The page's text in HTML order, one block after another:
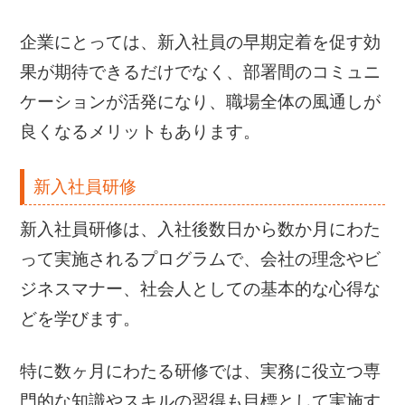
企業にとっては、新入社員の早期定着を促す効
果が期待できるだけでなく、部署間のコミュニ
ケーションが活発になり、職場全体の風通しが
良くなるメリットもあります。
新入社員研修
新入社員研修は、入社後数日から数か月にわた
って実施されるプログラムで、会社の理念やビ
ジネスマナー、社会人としての基本的な心得な
どを学びます。
特に数ヶ月にわたる研修では、実務に役立つ専
門的な知識やスキルの習得も目標として実施す